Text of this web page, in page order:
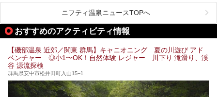
観光客で賑わう人気温泉地です。
「中生館」は四万温泉最奥に位置し、秘境感漂う老舗宿。泉
質の良さ(特に美人湯効果)に定評があり、知る人ぞ知る穴場
的存在です。今回は筆者自ら宿泊し、自慢の温泉をはじめ食
事・客室・共有スペースなど、宿の全貌を徹底紹介します。
ニフティ温泉ニュースTOPへ
おすすめのアクティビティ情報
【磯部温泉 近郊／関東 群馬】キャニオニング 夏の川遊び アド
ベンチャー ◎小1〜OK！自然体験 レジャー 川下り 滝滑り、渓
谷 源流探検
群馬県安中市松井田町入山15−1